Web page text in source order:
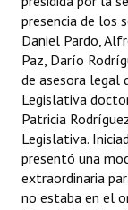
Ejecución
Actas de
NORMATIVA
Comunicaciones
Declaraciones
presencia de los
Daniel Pardo,
Paz, Darío
de asesora legal
Legislativa
Patricia
Legislativa.
presentó una
extraordinaria
no estaba en el